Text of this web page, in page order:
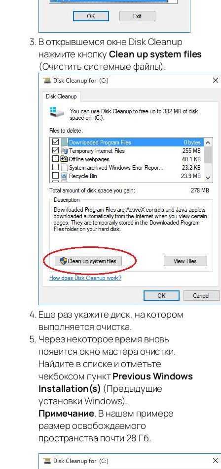
В открывшемся окне Disk Cleanup
нажмите кнопкуClean up system files
(Очистить системные файлы).
Еще раз укажите диск, на котором
выполняется очистка.
Через некоторое время вновь
появится окно мастера очистки.
Найдите в списке и отметьте
чекбоксом пунктPreviousWindows
Installation(s) (Предыдущие
установки Windows).
Примечание. В нашем примере
размер освобождаемого
пространства почти 28 Гб.